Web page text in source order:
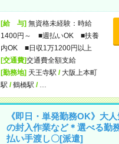
[給 与]無資格未経験：時給
1400円～ ■週払いOK ■扶養
内OK ■日収1万1200円以上
[交通費]交通費全額支給
[勤務地]天王寺駅 / 大阪上本町
駅 /鶴橋駅 /
《即日・単発勤務OK》大
の封入作業など＊選べる勤
払い手渡し〇[派遣]